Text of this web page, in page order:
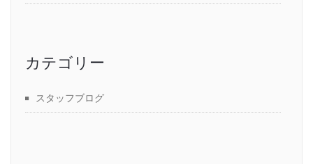
カテゴリー
スタッフブログ